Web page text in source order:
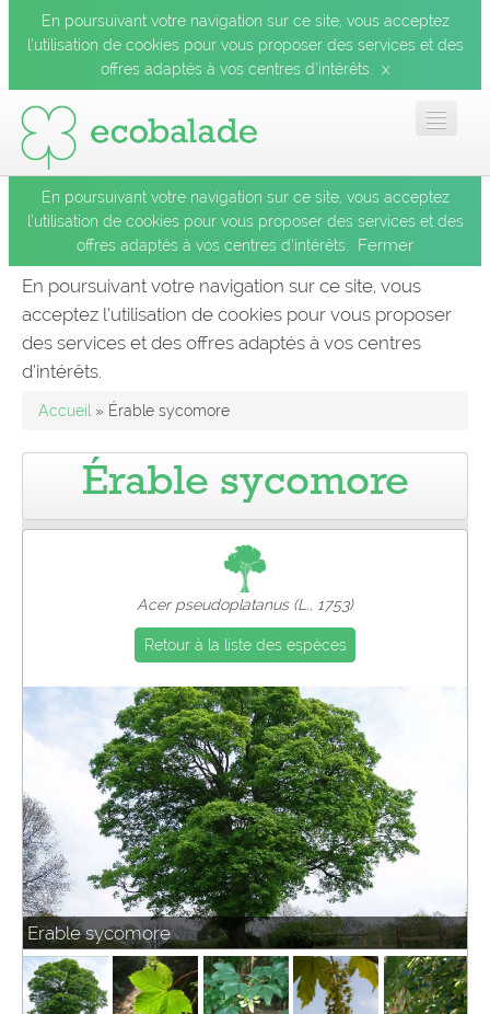
En poursuivant votre navigation sur ce site, vous acceptez
l’utilisation de cookies pour vous proposer des services et des
offres adaptés à vos centres d’intérêts.
x
Accueil
Les balades
Les espèces
Pro
En poursuivant votre navigation sur ce site, vous acceptez
l’utilisation de cookies pour vous proposer des services et des
offres adaptés à vos centres d’intérêts.
Fermer
En poursuivant votre navigation sur ce site, vous
acceptez l’utilisation de cookies pour vous proposer
des services et des offres adaptés à vos centres
d’intérêts.
Accueil » Érable sycomore
Érable sycomore
Acer pseudoplatanus (L., 1753)
Retour à la liste des espèces
Erable sycomore